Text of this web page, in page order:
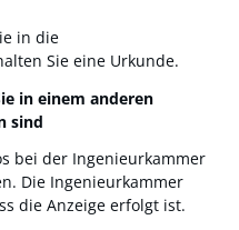
in die
Sie eine Urkunde.
in einem anderen
sind
bei der Ingenieurkammer
Die Ingenieurkammer
die Anzeige erfolgt ist.